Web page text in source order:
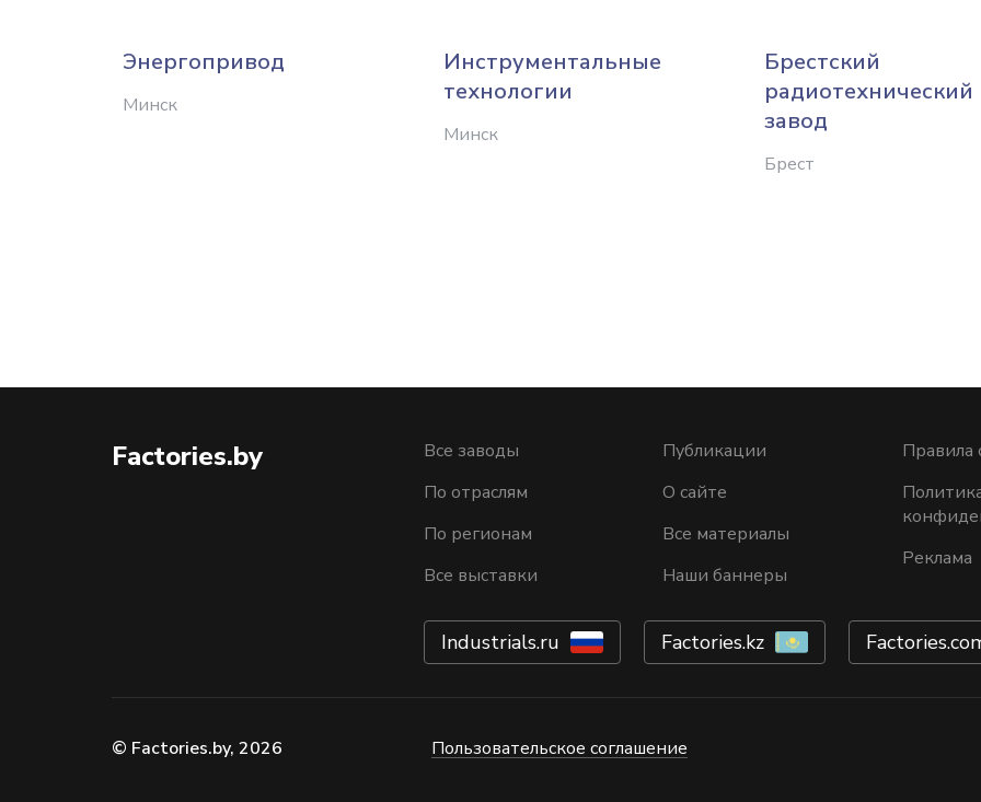
Энергопривод
Минск
Инструментальные
технологии
Минск
Брестский
радиотехнический
завод
Брест
Factories.by
Все заводы
По отраслям
По регионам
Все выставки
Публикации
О сайте
Все материалы
Наши баннеры
Правила
Реклама
Industrials.ru Factories.kz
© Factories.by, 2026 Пользовательское соглашение